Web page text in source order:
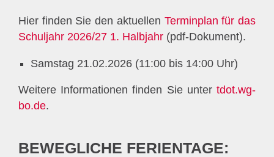
Hier finden Sie den aktuellen Terminplan für das
Schuljahr 2026/27 1. Halbjahr (pdf-Dokument).
Samstag 21.02.2026 (11:00 bis 14:00 Uhr)
Weitere Informationen finden Sie unter tdot.wg-
bo.de.
BEWEGLICHE FERIENTAGE: